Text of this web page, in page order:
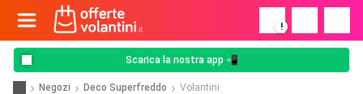
!
Scarica la nostra app 📲
Negozi Deco Superfreddo Volantini